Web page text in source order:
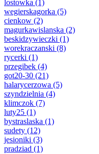
lostowka (1)
wegierskagorka (5)
cienkow (2)
magurkawislanska (2)
beskidzywieczki (1)
worekraczanski (8)
rycerki (1)
przegibek (4)
got20-30 (21)
halarycerzowa (5)
szyndzielnia (4)
klimczok (7)
luty25 (1)
bystraslaska (1)
sudety (12)
jesioniki (3)
pradziad (1)